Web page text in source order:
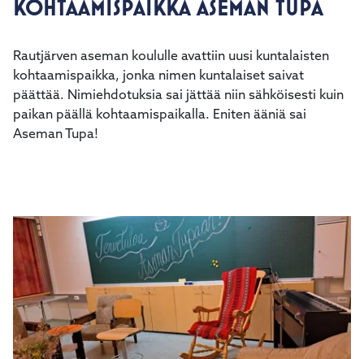
KOHTAAMISPAIKKA ASEMAN TUPA
Rautjärven aseman koululle avattiin uusi kuntalaisten
kohtaamispaikka, jonka nimen kuntalaiset saivat
päättää. Nimiehdotuksia sai jättää niin sähköisesti kuin
paikan päällä kohtaamispaikalla. Eniten ääniä sai
Aseman Tupa!